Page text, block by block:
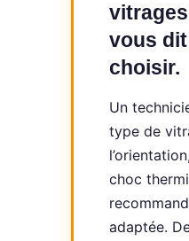
vous
choisir.
Un
type de
choc
adaptée.